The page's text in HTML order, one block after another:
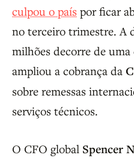
culpou o país por ficar
no terceiro trimestre. A
milhões decorre de uma
ampliou a cobrança da
sobre remessas
serviços técnicos.
O CFO global Spencer